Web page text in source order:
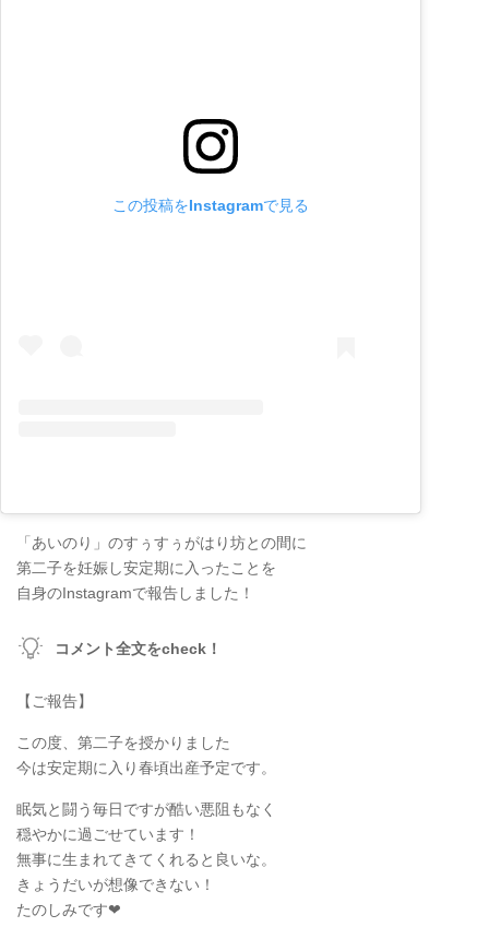
この投稿をInstagramで見る
「あいのり」のすぅすぅがはり坊との間に
第二子を妊娠し安定期に入ったことを
自身のInstagramで報告しました！
コメント全文をcheck！
【ご報告】
この度、第二子を授かりました
今は安定期に入り春頃出産予定です。
眠気と闘う毎日ですが酷い悪阻もなく
穏やかに過ごせています！
無事に生まれてきてくれると良いな。
きょうだいが想像できない！
たのしみです❤︎